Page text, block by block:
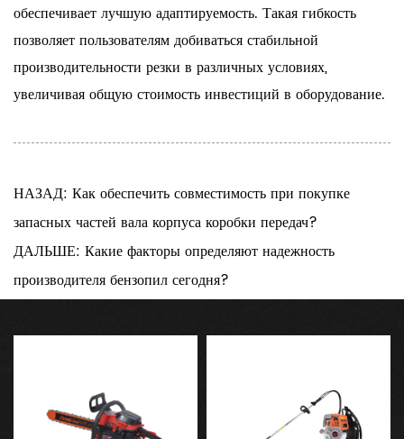
обеспечивает лучшую адаптируемость. Такая гибкость
позволяет пользователям добиваться стабильной
производительности резки в различных условиях,
увеличивая общую стоимость инвестиций в оборудование.
НАЗАД: Как обеспечить совместимость при покупке
запасных частей вала корпуса коробки передач?
ДАЛЬШЕ: Какие факторы определяют надежность
производителя бензопил сегодня?